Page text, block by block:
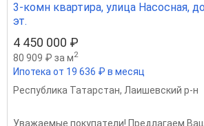
3-комн квартира, улица Насосная,
эт.
4 450 000 ₽
80 909 ₽ за м2
Ипотека от 19 636 ₽ в месяц
Республика Татарстан, Лаишевский р-н
Увaжаемыe покупатeли! Предлагаем